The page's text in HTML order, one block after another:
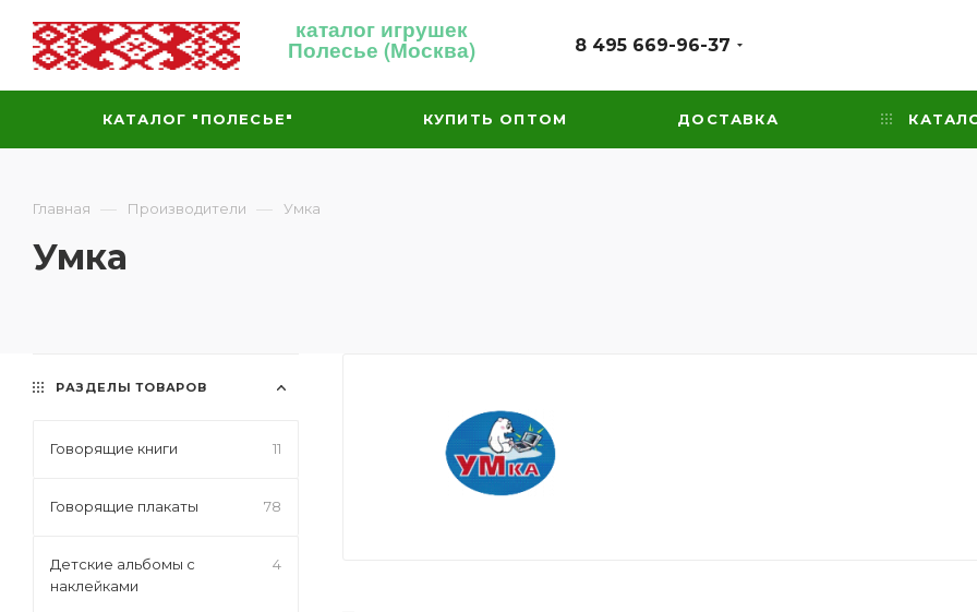
каталог игрушек
Полесье (Москва) 8 495 669-96-37
КАТАЛОГ "ПОЛЕСЬЕ" КУПИТЬ ОПТОМ ДОСТАВКА
Главная — Производители — Умка
Умка
РАЗДЕЛЫ ТОВАРОВ
Говорящие книги 11
Говорящие плакаты 78
Детские альбомы с
наклейками
4